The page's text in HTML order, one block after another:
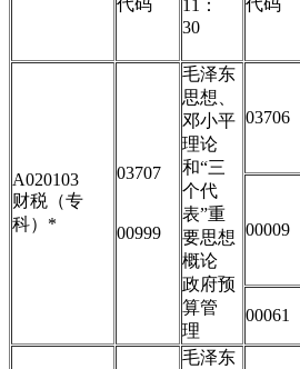
11：
30
A020103
财税（专
科） *
03707
00999
毛泽东
思想、
邓小平
理论
和“三
个代
表”重
要思想
概论
政府预
算管
理
03706
00009
00061
毛泽东